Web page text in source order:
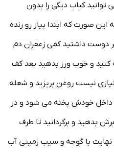
کباب دیگی را بدون
صورت که ابتدا پیاز رو رنده
دوست داشتید کمی زعفران دم
کنید و خوب ورز بدهید بعد کف
نیست روغن بریزید و شعله
داخل خودش پخته می شود و در
بدهید و برگردانید تا طرف
با گوجه و سیب زمینی آب